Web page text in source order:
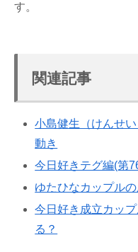
す。
関連記事
小島健生（けんせ
動き
今日好きテグ編(第
ゆたひなカップル
今日好き成立カッ
る？